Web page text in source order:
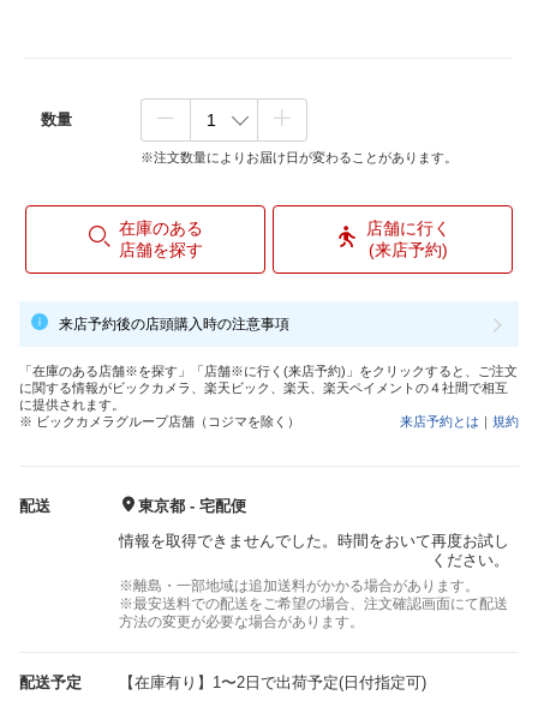
数量
※注文数量によりお届け日が変わることがあります。
在庫のある
店舗を探す
店舗に行く
(来店予約)
来店予約後の店頭購入時の注意事項
「在庫のある店舗※を探す」「店舗※に行く(来店予約)」をクリックすると、ご注文
に関する情報がビックカメラ、楽天ビック、楽天、楽天ペイメントの４社間で相互
に提供されます。
※ ビックカメラグループ店舗（コジマを除く）
来店予約とは ｜ 規約
配送
東京都 - 宅配便
情報を取得できませんでした。時間をおいて再度お試し
ください。
※離島・一部地域は追加送料がかかる場合があります。
※最安送料での配送をご希望の場合、注文確認画面にて配送
方法の変更が必要な場合があります。
配送予定 【在庫有り】1〜2日で出荷予定(日付指定可)